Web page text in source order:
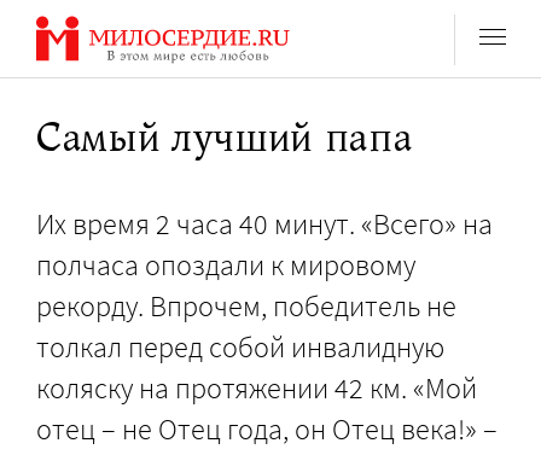
Перейти
содержанию
Самый лучший папа
Их время 2 часа 40 минут. «Всего» на
полчаса опоздали к мировому
рекорду. Впрочем, победитель не
толкал перед собой инвалидную
коляску на протяжении 42 км. «Мой
отец – не Отец года, он Отец века!» –